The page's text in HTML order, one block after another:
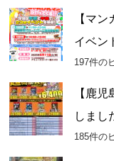
【マ
イベン
197件の
【鹿
しまし
185件の